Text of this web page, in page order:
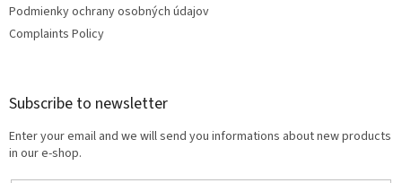
Podmienky ochrany osobných údajov
Complaints Policy
Subscribe to newsletter
Enter your email and we will send you informations about new products
in our e-shop.